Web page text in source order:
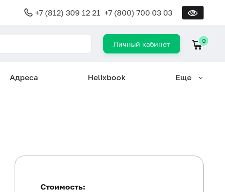
+7 (812) 309 12 21 +7 (800) 700 03 03
Личный кабинет 0
Адреса Helixbook Еще
Стоимость: